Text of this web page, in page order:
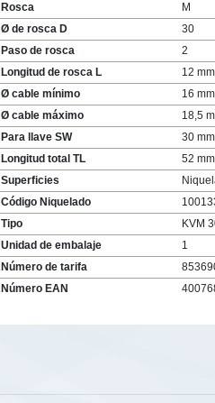
Rosca
M
Ø de rosca D
30
Paso de rosca
2
Longitud de rosca L
12 mm
Ø cable mínimo
16 mm
Ø cable máximo
18,5
Para llave SW
30 mm
Longitud total TL
52 mm
Superficies
Código Niquelado
Tipo
KVM
Unidad de embalaje
1
Número de tarifa
Número EAN